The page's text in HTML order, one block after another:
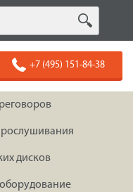
+7 (495) 151-84-38
дисков